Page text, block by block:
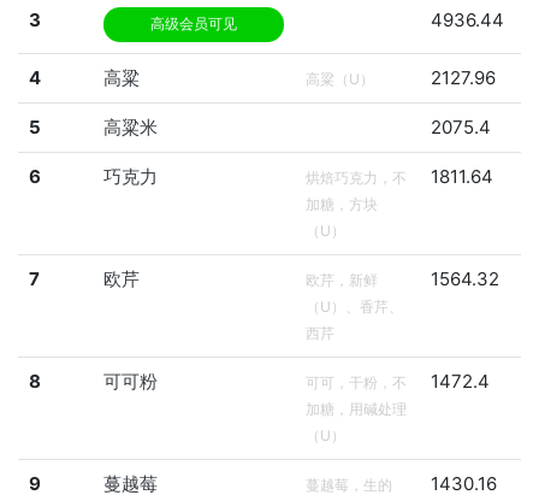
3 高级会员可见 4936.44
4 高粱 高粱（U） 2127.96
5 高粱米 2075.4
6 巧克力
烘焙巧克力，不
加糖，方块
（U）
1811.64
7 欧芹
欧芹，新鲜
（U）、香芹、
西芹
1564.32
8 可可粉
可可，干粉，不
加糖，用碱处理
（U）
1472.4
9 蔓越莓
蔓越莓，生的
1430.16